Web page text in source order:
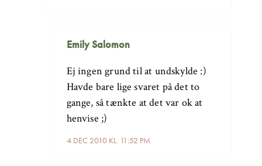
Emily Salomon
4 DEC 2010 KL. 11:52 PM
Ej ingen grund til at undskylde :)
Havde bare lige svaret på det to
gange, så tænkte at det var ok at
henvise ;)